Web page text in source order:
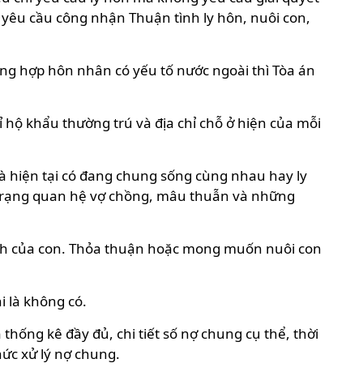
cầu công nhận Thuận tình ly hôn, nuôi con,
hợp hôn nhân có yếu tố nước ngoài thì Tòa án
khẩu thường trú và địa chỉ chỗ ở hiện của mỗi
hiện tại có đang chung sống cùng nhau hay ly
quan hệ vợ chồng, mâu thuẫn và những
của con. Thỏa thuận hoặc mong muốn nuôi con
là không có.
kê đầy đủ, chi tiết số nợ chung cụ thể, thời
xử lý nợ chung.